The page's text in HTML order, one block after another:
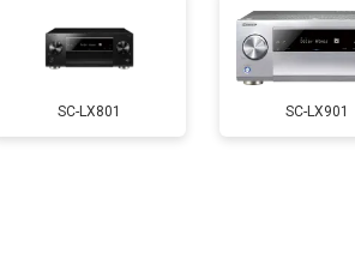
SC-LX801 SC-LX901